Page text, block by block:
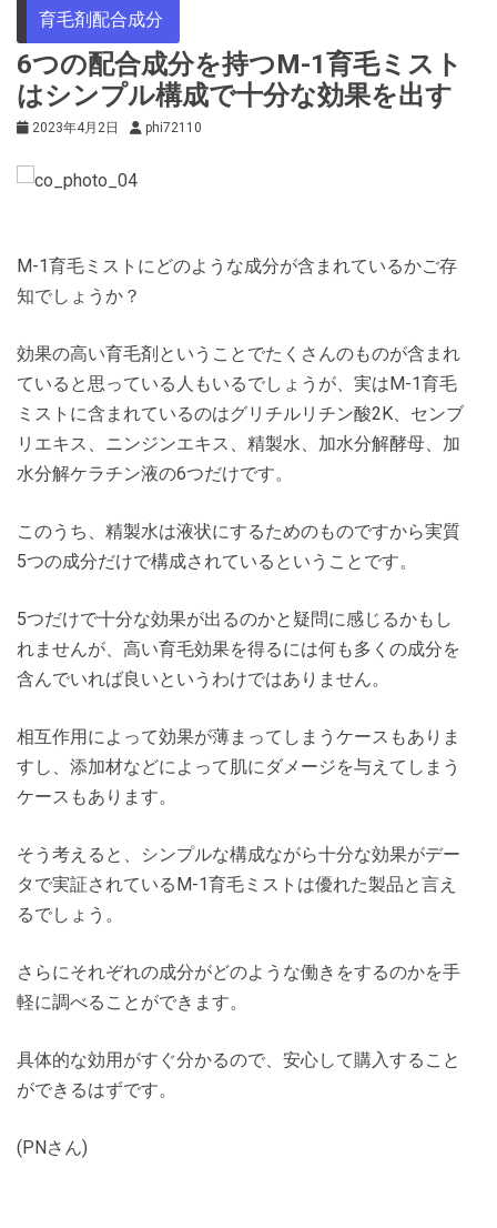
育毛剤配合成分
6つの配合成分を持つM-1育毛ミスト
はシンプル構成で十分な効果を出す
2023年4月2日 phi72110
M-1育毛ミストにどのような成分が含まれているかご存
知でしょうか？
効果の高い育毛剤ということでたくさんのものが含まれ
ていると思っている人もいるでしょうが、実はM-1育毛
ミストに含まれているのはグリチルリチン酸2K、センブ
リエキス、ニンジンエキス、精製水、加水分解酵母、加
水分解ケラチン液の6つだけです。
このうち、精製水は液状にするためのものですから実質
5つの成分だけで構成されているということです。
5つだけで十分な効果が出るのかと疑問に感じるかもし
れませんが、高い育毛効果を得るには何も多くの成分を
含んでいれば良いというわけではありません。
相互作用によって効果が薄まってしまうケースもありま
すし、添加材などによって肌にダメージを与えてしまう
ケースもあります。
そう考えると、シンプルな構成ながら十分な効果がデー
タで実証されているM-1育毛ミストは優れた製品と言え
るでしょう。
さらにそれぞれの成分がどのような働きをするのかを手
軽に調べることができます。
具体的な効用がすぐ分かるので、安心して購入すること
ができるはずです。
(PNさん)